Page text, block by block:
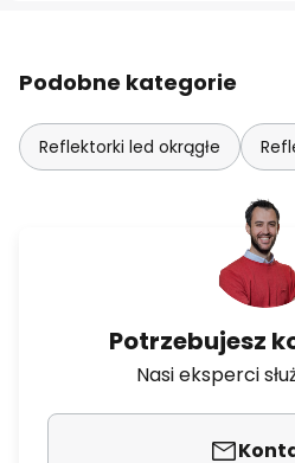
Podobne kategorie
Reflektorki led okrągłe
Potrzebujesz
Nasi eksperci